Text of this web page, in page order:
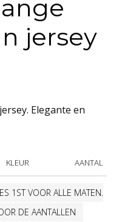
jersey
Elegante en
KLEUR AANTAL
1ST VOOR ALLE MATEN.
DE AANTALLEN